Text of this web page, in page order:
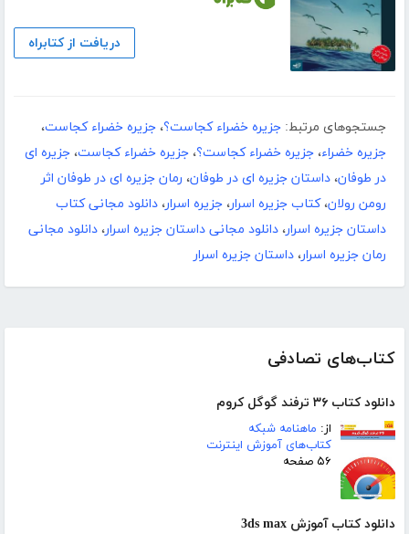
کتاب‌های تصادفی
دانلود کتاب ۳۶ ترفند گوگل کروم
از: ماهنامه شبکه
کتاب‌های آموزش اینترنت
۵۶ صفحه
دانلود کتاب آموزش 3ds max
دریافت از کتابراه
جستجوهای مرتبط: جزیره خضراء کجاست؟، جزیره خضراء کجاست،
جزیره خضراء، جزیره خضراء کجاست؟، جزیره خضراء کجاست، جزیره ای
در طوفان، داستان جزیره ای در طوفان، رمان جزیره ای در طوفان اثر
رومن رولان،کتاب جزیره اسرار، جزیره اسرار، دانلود مجانی کتاب
داستان جزیره اسرار، دانلود مجانی داستان جزیره اسرار، دانلود مجانی
رمان جزیره اسرار، داستان جزیره اسرار